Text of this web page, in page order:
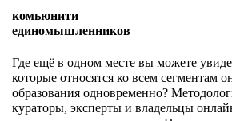
комьюнити
единомышленников
Где ещё в одном месте вы можете
которые относятся ко всем сегментам
образования одновременно?
кураторы, эксперты и владельцы